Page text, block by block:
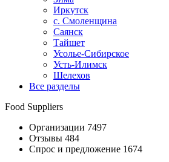
Иркутск
с. Смоленщина
Саянск
Тайшет
Усолье-Сибирское
Усть-Илимск
Шелехов
Все разделы
Food Suppliers
Организации 7497
Отзывы 484
Спрос и предложение 1674